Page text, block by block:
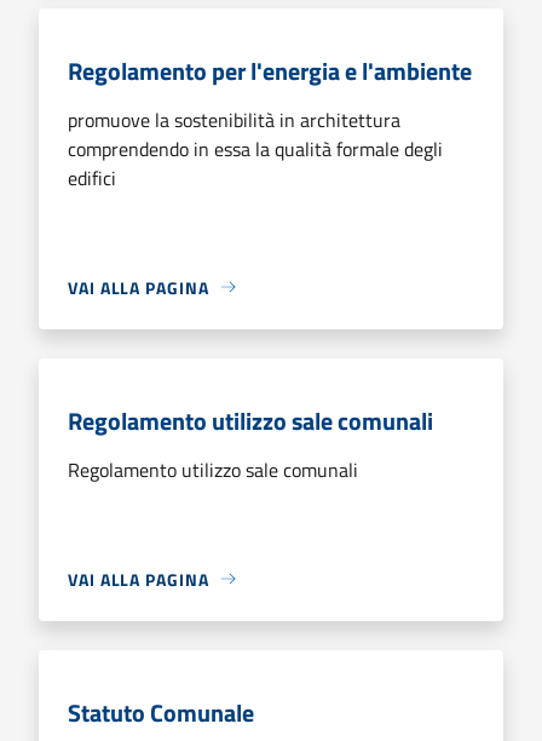
Regolamento per l'energia e l'ambiente
promuove la sostenibilità in architettura
comprendendo in essa la qualità formale degli
edifici
VAI ALLA PAGINA
Regolamento utilizzo sale comunali
Regolamento utilizzo sale comunali
VAI ALLA PAGINA
Statuto Comunale